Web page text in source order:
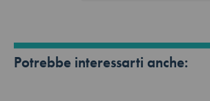
Potrebbe interessarti anche: